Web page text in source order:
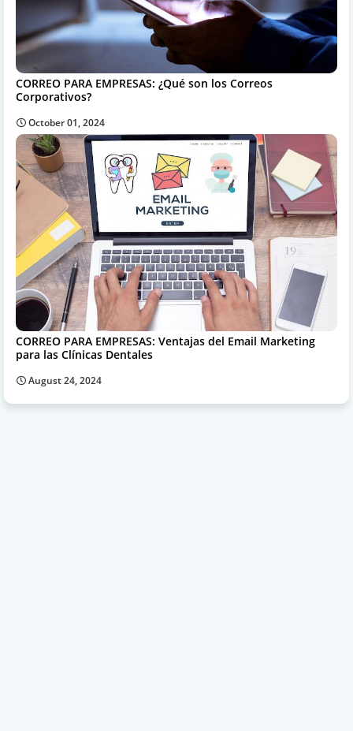
CORREO PARA EMPRESAS: ¿Qué son los Correos
Corporativos?
October 01, 2024
CORREO PARA EMPRESAS: Ventajas del Email Marketing
para las Clínicas Dentales
August 24, 2024